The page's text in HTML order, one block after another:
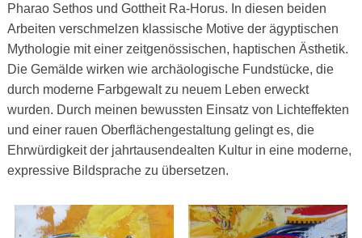
Pharao Sethos und Gottheit Ra-Horus. In diesen beiden
Arbeiten verschmelzen klassische Motive der ägyptischen
Mythologie mit einer zeitgenössischen, haptischen Ästhetik.
Die Gemälde wirken wie archäologische Fundstücke, die
durch moderne Farbgewalt zu neuem Leben erweckt
wurden. Durch meinen bewussten Einsatz von Lichteffekten
und einer rauen Oberflächengestaltung gelingt es, die
Ehrwürdigkeit der jahrtausendealten Kultur in eine moderne,
expressive Bildsprache zu übersetzen.